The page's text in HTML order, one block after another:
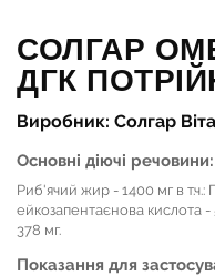
СОЛГАР
ДГК
Виробник: Солгар
Основні діючі речовини:
Риб'ячий жир - 1400 мг в
ейкозапентаєнова кислота
378 мг.
Показання для